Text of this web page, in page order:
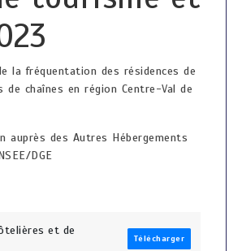
la fréquentation des résidences de
chaînes en région Centre-Val de
auprès des Autres Hébergements
DGE
et de
Télécharger